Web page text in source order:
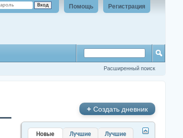
Регистрация
Помощь
Расширенный поиск
+ Создать дневник
Новые
Лучшие
Лучшие